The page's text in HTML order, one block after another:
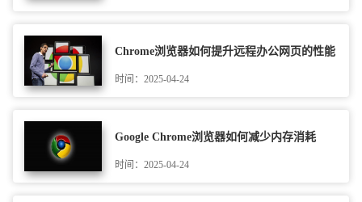
Chrome浏览器如何提升远程办公网页的性能
时间：2025-04-24
Google Chrome浏览器如何减少内存消耗
时间：2025-04-24